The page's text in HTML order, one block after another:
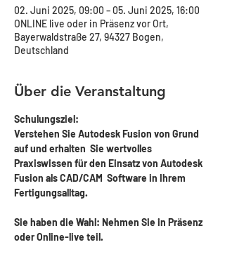
02. Juni 2025, 09:00 – 05. Juni 2025, 16:00
ONLINE live oder in Präsenz vor Ort,
Bayerwaldstraße 27, 94327 Bogen,
Deutschland
Über die Veranstaltung
Schulungsziel:
Verstehen Sie Autodesk Fusion von Grund
auf und erhalten  Sie wertvolles
Praxiswissen für den Einsatz von Autodesk
Fusion als CAD/CAM  Software in Ihrem
Fertigungsalltag.
Sie haben die Wahl: Nehmen Sie in Präsenz
oder Online-live teil.